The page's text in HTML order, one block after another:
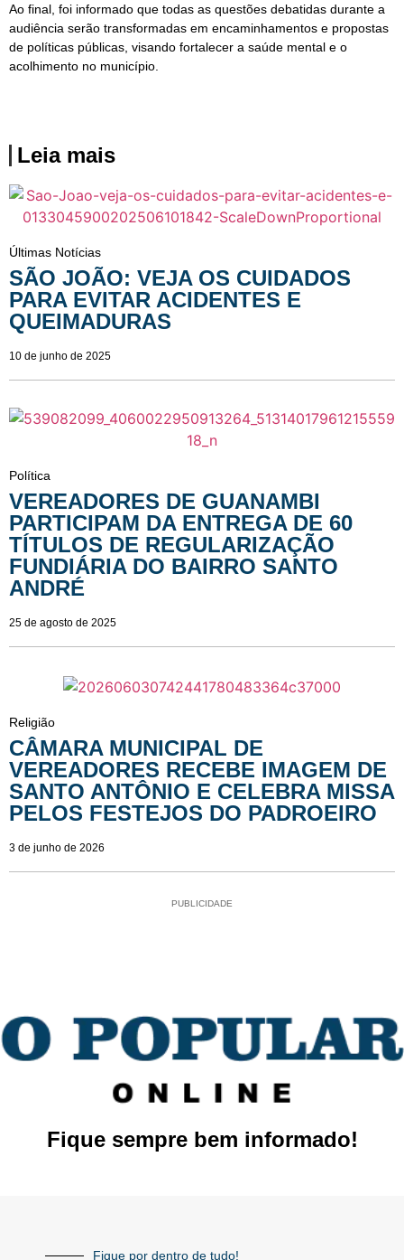
Ao final, foi informado que todas as questões debatidas durante a
audiência serão transformadas em encaminhamentos e propostas
de políticas públicas, visando fortalecer a saúde mental e o
acolhimento no município.
Leia mais
Últimas Notícias
SÃO JOÃO: VEJA OS CUIDADOS
PARA EVITAR ACIDENTES E
QUEIMADURAS
10 de junho de 2025
Política
VEREADORES DE GUANAMBI
PARTICIPAM DA ENTREGA DE 60
TÍTULOS DE REGULARIZAÇÃO
FUNDIÁRIA DO BAIRRO SANTO
ANDRÉ
25 de agosto de 2025
Religião
CÂMARA MUNICIPAL DE
VEREADORES RECEBE IMAGEM DE
SANTO ANTÔNIO E CELEBRA MISSA
PELOS FESTEJOS DO PADROEIRO
3 de junho de 2026
PUBLICIDADE
Fique sempre bem informado!
Fique por dentro de tudo!